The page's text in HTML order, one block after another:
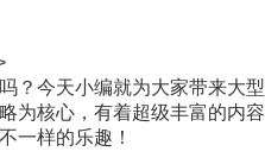
？今天小编就为大家带来大型
为核心，有着超级丰富的内容
一样的乐趣！